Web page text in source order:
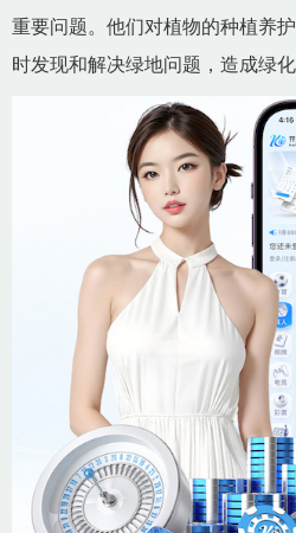
重要问题。他们对植物的种植养
时发现和解决绿地问题，造成绿化